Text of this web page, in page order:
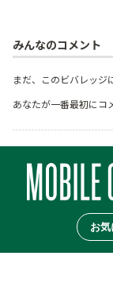
みんなのコメント
まだ、このビバレッジ
あなたが一番最初にコ
お